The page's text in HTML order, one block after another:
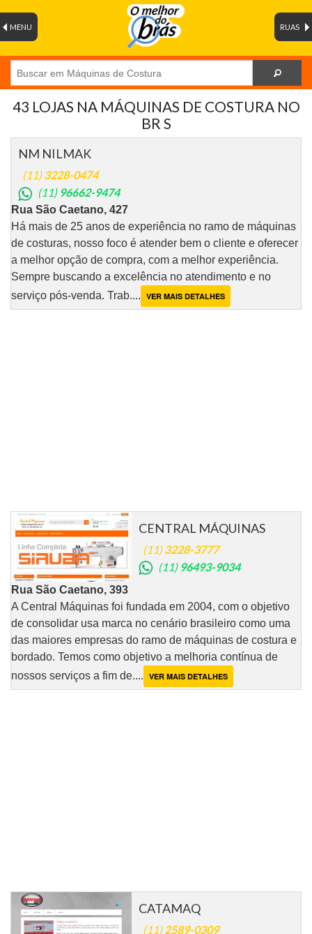
RUAS
MENU
43 LOJAS NA MÁQUINAS DE COSTURA NO
BR S
NM NILMAK
(11)3228-0474
(11) 96662-9474
Rua São Caetano, 427
Há mais de 25 anos de experiência no ramo de máquinas
de costuras, nosso foco é atender bem o cliente e oferecer
a melhor opção de compra, com a melhor experiência.
Sempre buscando a excelência no atendimento e no
serviço pós-venda. Trab.... VER MAIS DETALHES
CENTRAL MÁQUINAS
(11)3228-3777
(11) 96493-9034
Rua São Caetano, 393
A Central Máquinas foi fundada em 2004, com o objetivo
de consolidar usa marca no cenário brasileiro como uma
das maiores empresas do ramo de máquinas de costura e
bordado. Temos como objetivo a melhoria contínua de
nossos serviços a fim de.... VER MAIS DETALHES
CATAMAQ
(11) 2589-0309